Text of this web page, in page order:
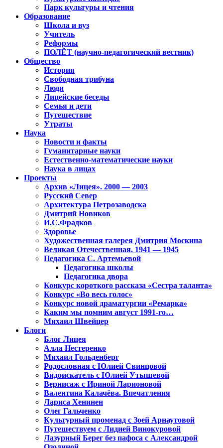
Парк культуры и чтения
Образование
Школа и вуз
Учитель
Реформы
ПОЛЁТ (научно-педагогический вестник)
Общество
История
Свободная трибуна
Люди
Лицейские беседы
Семья и дети
Путешествие
Утраты
Наука
Новости и факты
Гуманитарные науки
Естественно-математические науки
Наука в лицах
Проекты
Архив «Лицея». 2000 — 2003
Русский Север
Архитектура Петрозаводска
Дмитрий Новиков
И.С.Фрадков
Здоровье
Художественная галерея Дмитрия Москина
Великая Отечественная. 1941 — 1945
Педагогика С. Артемьевой
Педагогика школы
Педагогика двора
Конкурс короткого рассказа «Сестра таланта»
Конкурс «Во весь голос»
Конкурс новой драматургии «Ремарка»
Каким мы помним август 1991-го…
Михаил Швейцер
Блоги
Блог Лицея
Алла Нестеренко
Михаил Гольденберг
Родословная с Юлией Свинцовой
Видоискатель с Юлией Утышевой
Вернисаж с Ириной Ларионовой
Валентина Калачёва. Впечатления
Лариса Хенинен
Олег Гальченко
Культурный променад с Зоей Арнаутовой
Путешествуем с Лидией Винокуровой
Лазурный Берег без пафоса с Александрой